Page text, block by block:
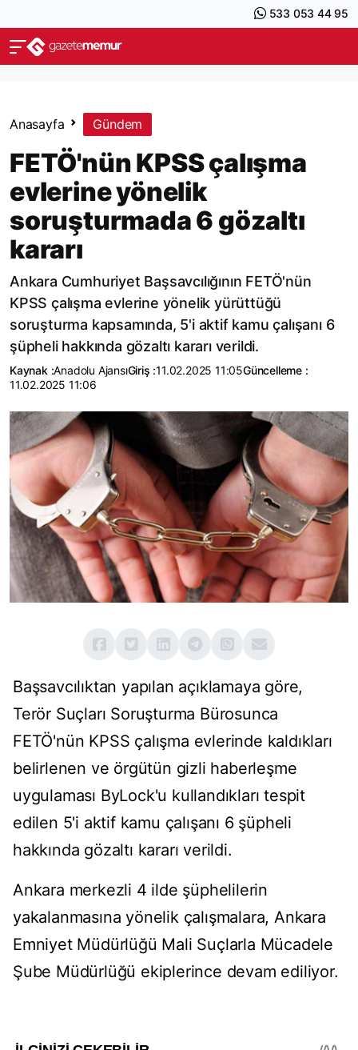
533 053 44 95
Anasayfa Gündem
FETÖ'nün KPSS çalışma
evlerine yönelik
soruşturmada 6 gözaltı
kararı
Ankara Cumhuriyet Başsavcılığının FETÖ'nün
KPSS çalışma evlerine yönelik yürüttüğü
soruşturma kapsamında, 5'i aktif kamu çalışanı 6
şüpheli hakkında gözaltı kararı verildi.
Kaynak :Anadolu AjansıGiriş :11.02.2025 11:05Güncelleme :
11.02.2025 11:06
Başsavcılıktan yapılan açıklamaya göre,
Terör Suçları Soruşturma Bürosunca
FETÖ'nün KPSS çalışma evlerinde kaldıkları
belirlenen ve örgütün gizli haberleşme
uygulaması ByLock'u kullandıkları tespit
edilen 5'i aktif kamu çalışanı 6 şüpheli
hakkında gözaltı kararı verildi.
Ankara merkezli 4 ilde şüphelilerin
yakalanmasına yönelik çalışmalara, Ankara
Emniyet Müdürlüğü Mali Suçlarla Mücadele
Şube Müdürlüğü ekiplerince devam ediliyor.